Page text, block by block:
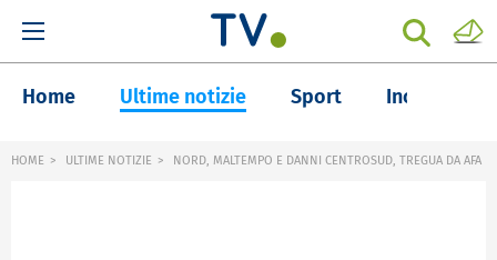
Home Ultime notizie Sport Inchieste
HOME ULTIME NOTIZIE NORD, MALTEMPO E DANNI CENTROSUD, TREGUA DA AFA